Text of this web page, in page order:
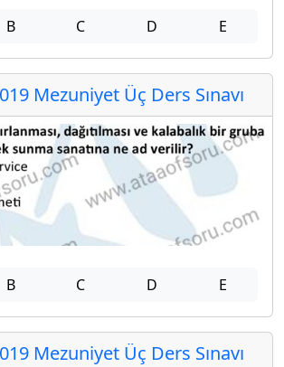
B C D E
Mezuniyet Üç Ders Sınavı
B C D E
Mezuniyet Üç Ders Sınavı